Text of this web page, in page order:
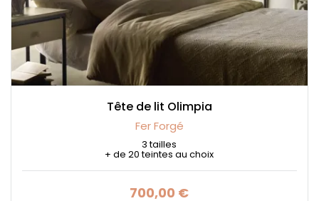
Tête de lit Olimpia
Fer Forgé
3 tailles
+ de 20 teintes au choix
700,00 €